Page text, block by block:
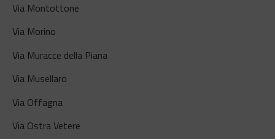
Via Montottone
Via Morino
Via Muracce della Piana
Via Musellaro
Via Offagna
Via Ostra Vetere